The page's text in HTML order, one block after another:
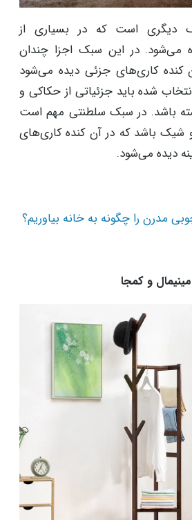
است که در بسیاری از
می‌شود. در این سبک اجزا چندان
کنده کاری‌های جزئی دیده می‌شود
شده باید جزئیاتی از حکاکی و
باشد. در سبک سلطنتی مهم است
شیک باشد که در آن کنده کاری‌های
دیده می‌شود.
مدرن را چگونه به خانه بیاوریم؟
و کمجا